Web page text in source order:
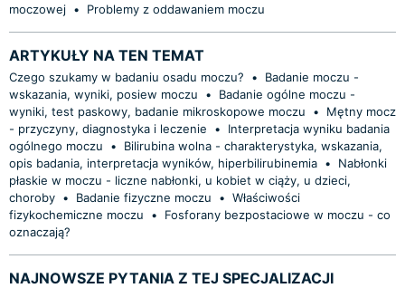
moczowej • Problemy z oddawaniem moczu
ARTYKUŁY NA TEN TEMAT
Czego szukamy w badaniu osadu moczu? •
Badanie moczu -
wskazania, wyniki, posiew moczu
•
Badanie ogólne moczu -
wyniki, test paskowy, badanie mikroskopowe moczu
•
Mętny mocz
- przyczyny, diagnostyka i leczenie
•
Interpretacja wyniku badania
ogólnego moczu
•
Bilirubina wolna - charakterystyka, wskazania,
opis badania, interpretacja wyników, hiperbilirubinemia •
Nabłonki
płaskie w moczu - liczne nabłonki, u kobiet w ciąży, u dzieci,
choroby • Badanie fizyczne moczu • Właściwości
fizykochemiczne moczu
•
Fosforany bezpostaciowe w moczu - co
oznaczają?
NAJNOWSZE PYTANIA Z TEJ SPECJALIZACJI